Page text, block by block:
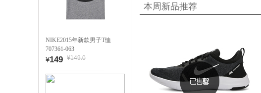
NIKE2015年新款男子T恤
707361-063
¥149 ¥149.0
本周新品推荐